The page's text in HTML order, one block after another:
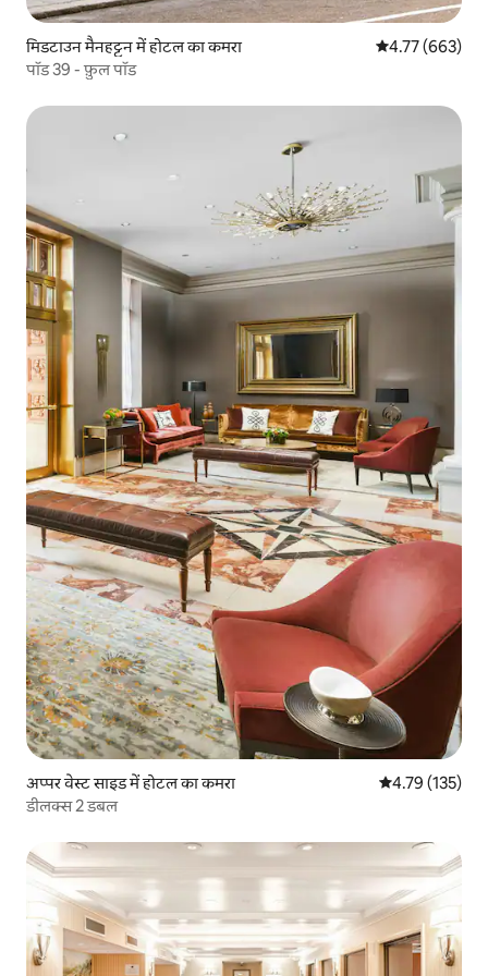
मिडटाउन मैनहट्टन में होटल का कमरा औसत रेटिंग 5 में से
4.77 (663)
पॉड 39 - फ़ुल पॉड
अप्पर वेस्ट साइड में होटल का कमरा औसत रेटिंग 5 में से
4.79 (135)
डीलक्स 2 डबल